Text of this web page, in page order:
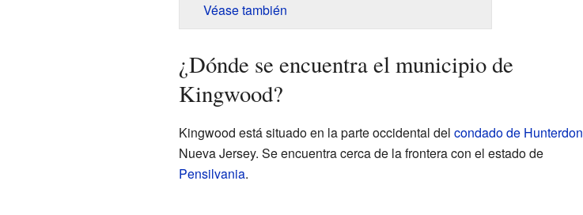
Véase también
¿Dónde se encuentra el municipio de
Kingwood?
Kingwood está situado en la parte occidental del condado de Hunterdon
Nueva Jersey. Se encuentra cerca de la frontera con el estado de
Pensilvania.